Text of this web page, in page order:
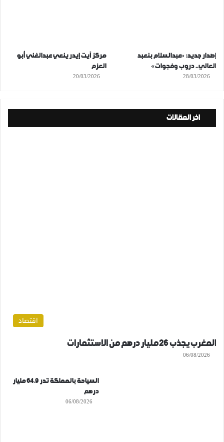
إصدار جديد: «عبدالسلام بنعبد
العالي.. دروب وفجوات»
28/03/2026
مركز آيت إيدر ينعي عبدالغني أبو
العزم
20/03/2026
اخر المقالات
اقتصاد
المغرب يجذب 26 مليار درهم من الاستثمارات
06/08/2026
السياحة بالمملكة تدر 64.9 مليار
درهم
06/08/2026